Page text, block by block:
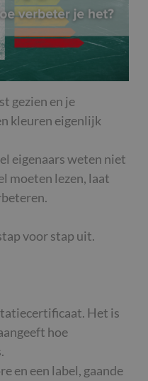
gezien en je
kleuren eigenlijk
eigenaars weten niet
moeten lezen, laat
voor stap uit.
Het is
hoe
en een label, gaande